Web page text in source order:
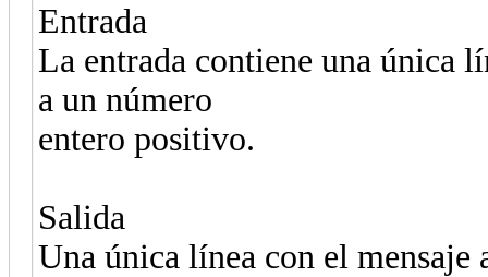
Entrada
La entrada contiene una única
a un número
entero positivo.
Salida
Una única línea con el mensaje